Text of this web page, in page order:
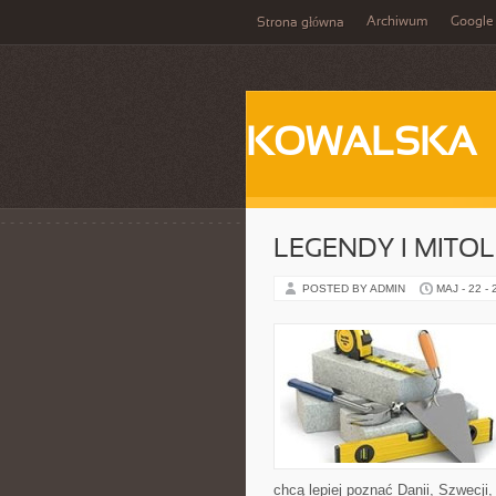
Strona główna Archiwum Google
KOWALSKA
LEGENDY I
POSTED BY ADMIN MAJ - 22 -
chcą lepiej poznać Danii,